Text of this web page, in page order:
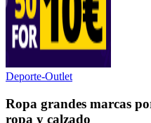
Deporte-Outlet
Ropa grandes marcas
ropa y calzado